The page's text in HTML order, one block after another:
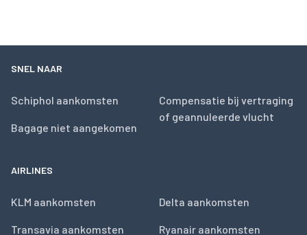
SNEL NAAR
Schiphol aankomsten
Bagage niet aangekomen
Compensatie bij vertraging
of geannuleerde vlucht
AIRLINES
KLM aankomsten
Transavia aankomsten
Delta aankomsten
Ryanair aankomsten